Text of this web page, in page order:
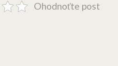
Ohodnoťte post